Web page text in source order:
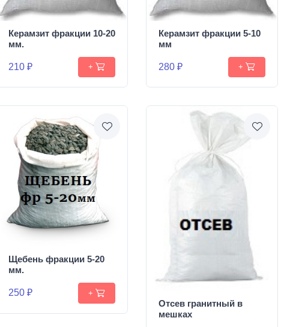
Керамзит фракции 10-20
мм.
210 ₽ +
Керамзит фракции 5-10
мм
280 ₽ +
Щебень фракции 5-20
мм.
250 ₽ +
Отсев гранитный в
мешках